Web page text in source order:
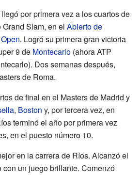
por primera vez a los cuartos de
Slam, en el Abierto de
. Logró su primera gran victoria
9 de Montecarlo (ahora ATP
Dos semanas después,
de Roma.
de final en el Masters de Madrid y
, Boston y, por tercera vez, en
terminó el año por primera vez
en el puesto número 10.
en la carrera de Ríos. Alcanzó el
con un juego brillante. Comenzó